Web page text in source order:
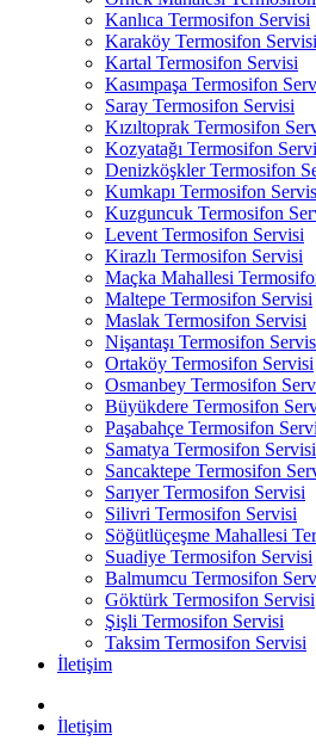
Kanlıca Termosifon Servisi
Karaköy Termosifon Servisi
Kartal Termosifon Servisi
Kasımpaşa Termosifon
Saray Termosifon Servisi
Kızıltoprak Termosifon
Kozyatağı Termosifon
Denizköşkler Termosifon
Kumkapı Termosifon
Kuzguncuk Termosifon
Levent Termosifon Servisi
Kirazlı Termosifon Servisi
Maçka Mahallesi
Maltepe Termosifon Servisi
Maslak Termosifon Servisi
Nişantaşı Termosifon
Ortaköy Termosifon Servisi
Osmanbey Termosifon
Büyükdere Termosifon
Paşabahçe Termosifon
Samatya Termosifon Servisi
Sancaktepe Termosifon
Sarıyer Termosifon Servisi
Silivri Termosifon Servisi
Söğütlüçeşme Mahallesi
Suadiye Termosifon Servisi
Balmumcu Termosifon
Göktürk Termosifon Servisi
Şişli Termosifon Servisi
Taksim Termosifon Servisi
İletişim
İletişim